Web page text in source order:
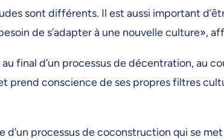
sont différents. Il est aussi important
de s’adapter à une nouvelle culture»,
au final d’un processus de décentration, au
prend conscience de ses propres filtres
d’un processus de coconstruction qui se